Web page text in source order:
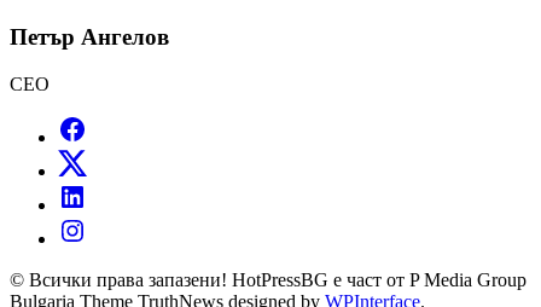
Петър Ангелов
CEO
© Всички права запазени! HotPressBG е част от P Media Group
Bulgaria Theme TruthNews designed by WPInterface.